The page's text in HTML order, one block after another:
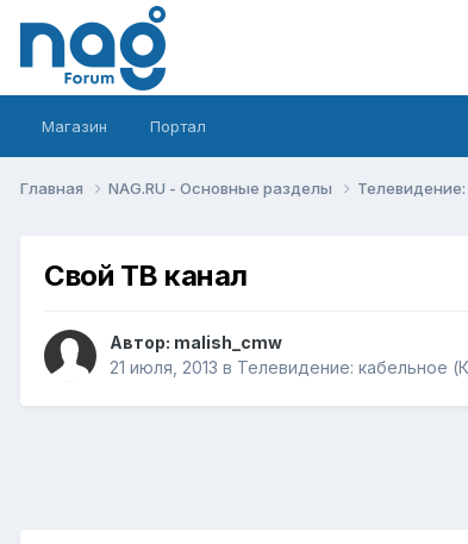
Магазин Портал
Главная NAG.RU - Основные разделы
Свой ТВ канал
Автор: malish_cmw
21 июля, 2013 в Телевидение: кабельное